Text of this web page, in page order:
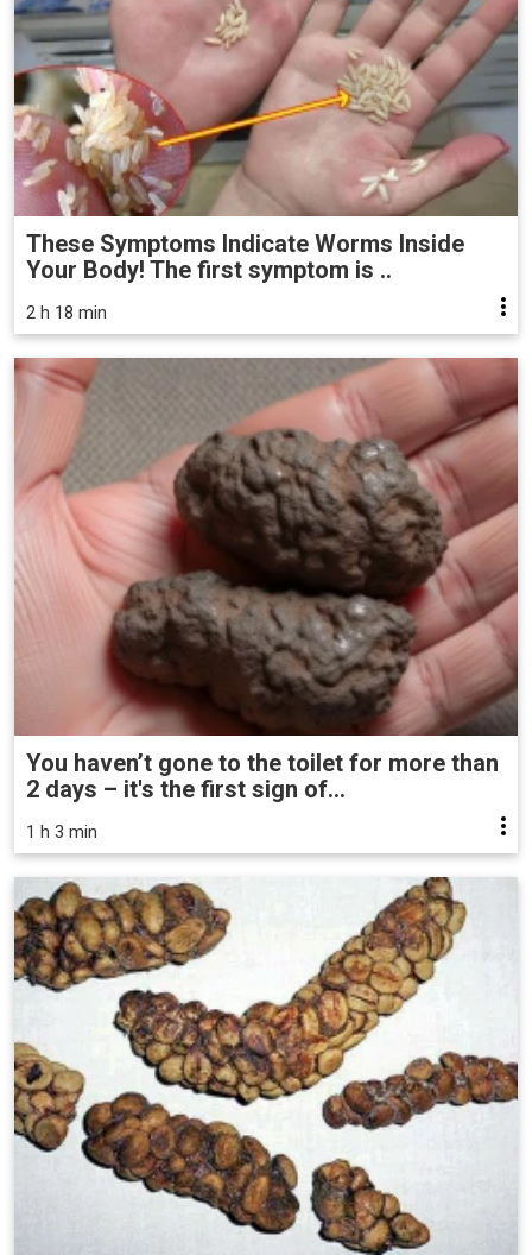
These Symptoms Indicate Worms Inside
Your Body! The first symptom is ..
2 h 18 min
You haven’t gone to the toilet for more than
2 days – it's the first sign of...
1 h 3 min